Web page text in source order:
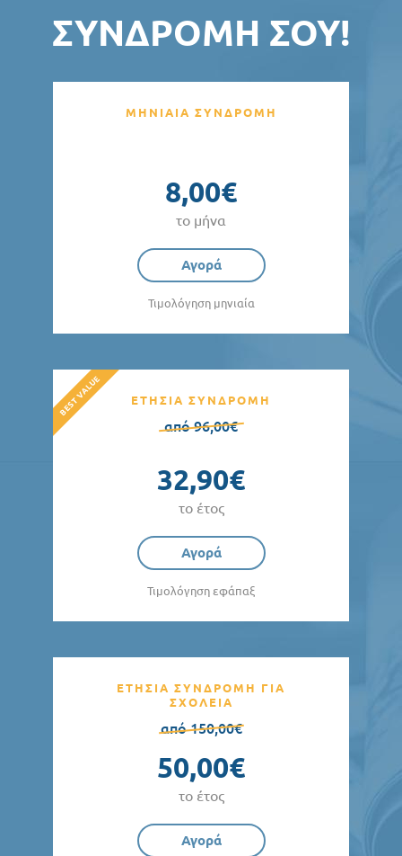
ΣΥΝΔΡΟΜΉ ΣΟΥ!
ΜΗΝΙΑΙΑ ΣΥΝΔΡΟΜΗ
8,00€
το μήνα
Αγορά
Τιμολόγηση μηνιαία
ΕΤΗΣΙΑ ΣΥΝΔΡΟΜΗ
από 96,00€
32,90€
το έτος
Αγορά
Τιμολόγηση εφάπαξ
ΕΤΗΣΙΑ ΣΥΝΔΡΟΜΗ ΓΙΑ
ΣΧΟΛΕΙΑ
από 150,00€
50,00€
το έτος
Αγορά